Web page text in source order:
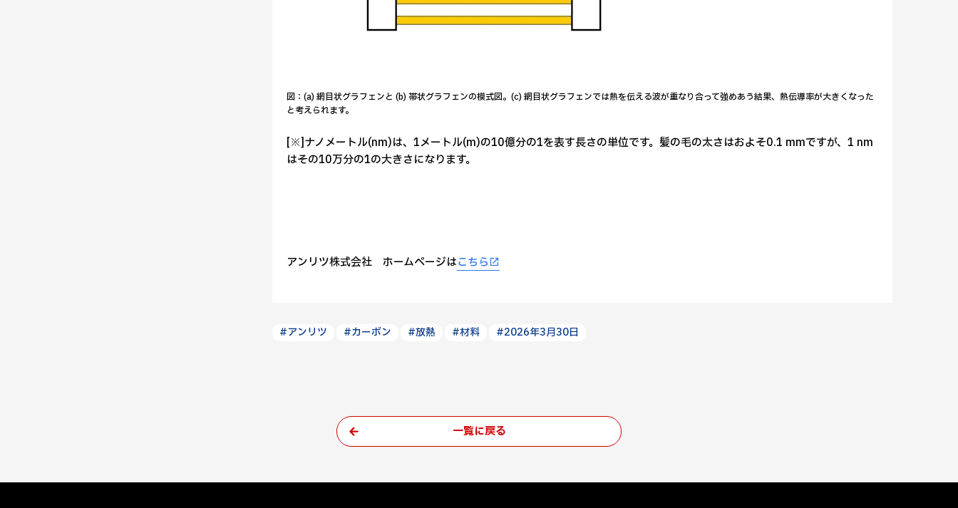
図：(a) 網目状グラフェンと (b) 帯状グラフェンの模式図。(c) 網目状グラフェンでは熱を伝える波が重なり合って強めあう結果、熱伝導率が大きくなった
と考えられます。
[※]ナノメートル(nm)は、1メートル(m)の10億分の1を表す長さの単位です。髪の毛の太さはおよそ0.1 mmですが、1 nm
はその10万分の1の大きさになります。
アンリツ株式会社 ホームページはこちら
#アンリツ #カーボン #放熱 #材料 #2026年3月30日
一覧に戻る